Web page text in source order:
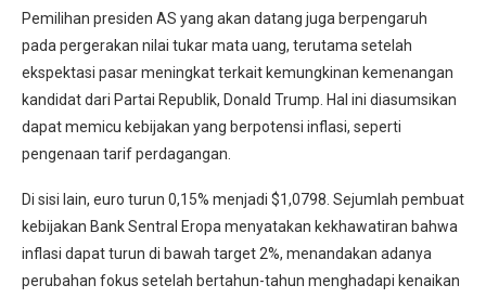
Pemilihan presiden AS yang akan datang juga berpengaruh
pada pergerakan nilai tukar mata uang, terutama setelah
ekspektasi pasar meningkat terkait kemungkinan kemenangan
kandidat dari Partai Republik, Donald Trump. Hal ini diasumsikan
dapat memicu kebijakan yang berpotensi inflasi, seperti
pengenaan tarif perdagangan.
Di sisi lain, euro turun 0,15% menjadi $1,0798. Sejumlah pembuat
kebijakan Bank Sentral Eropa menyatakan kekhawatiran bahwa
inflasi dapat turun di bawah target 2%, menandakan adanya
perubahan fokus setelah bertahun-tahun menghadapi kenaikan